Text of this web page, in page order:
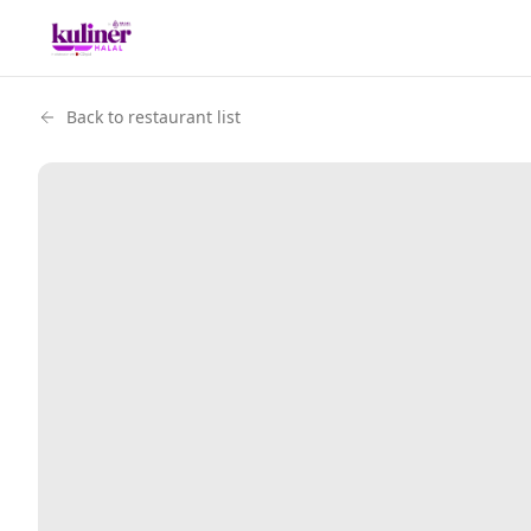
Back to restaurant list